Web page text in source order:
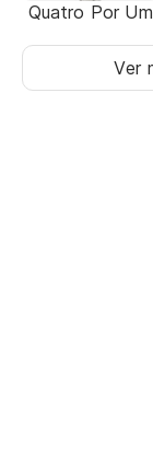
Quatro Por Um
Ver